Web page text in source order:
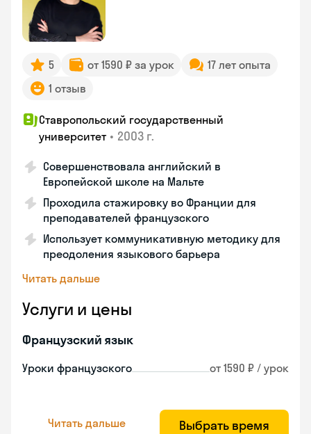
5 от 1590 ₽ за урок
17 лет опыта
1 отзыв
Ставропольский государственный
университет • 2003 г.
Совершенствовала английский в
Европейской школе на Мальте
Проходила стажировку во Франции для
преподавателей французского
Использует коммуникативную методику для
преодоления языкового барьера
Читать дальше
Услуги и цены
Французский язык
Уроки французского от 1590 ₽ / урок
Читать дальше Выбрать время